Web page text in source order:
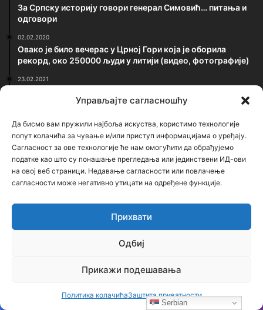
Управљајте сагласношћу
Да бисмо вам пружили најбоља искуства, користимо технологије
попут колачића за чување и/или приступ информацијама о уређају.
Сагласност за ове технологије ће нам омогућити да обрађујемо
податке као што су понашање прегледања или јединствени ИД-ови
на овој веб страници. Недавање сагласности или повлачење
сагласности може негативно утицати на одређене функције.
Прихвати
Одбиј
Прикажи подешавања
Политика колачићаЗаштита приватности
За Српску историју говори генерал Симовић… питања и
одговори
02.02.2020
Овако је било вечерас у Црној Гори која је оборила
рекорд, око 250000 људи у литији (видео, фотографије)
23.02.2021
једина истина о броју убијених у Јасеновцу
Најновији чланци
Бојанић: БЕОГРАЂАНИ У ЦАРИГРАДУ –
ТРАГ БОЛНЕ СЕОБЕ КОЈИ И ДАНАС ЖИВИ
У ИМЕНУ БЕОГРАДСКЕ ШУМЕ
Бојанић: Србија се буди – али тек сада
почиње најважнија битка
Бојанић: ОЛУЈА… Битка за истину води се
4 дана ago
Serbian